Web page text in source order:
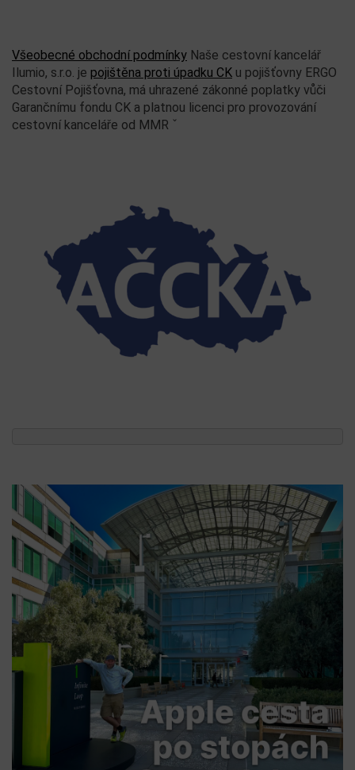
Všeobecné obchodní podmínky Naše cestovní kancelář
Ilumio, s.r.o. je pojištěna proti úpadku CK u pojišťovny ERGO
Cestovní Pojišťovna, má uhrazené zákonné poplatky vůči
Garančnímu fondu CK a platnou licenci pro provozování
cestovní kanceláře od MMR ˇ